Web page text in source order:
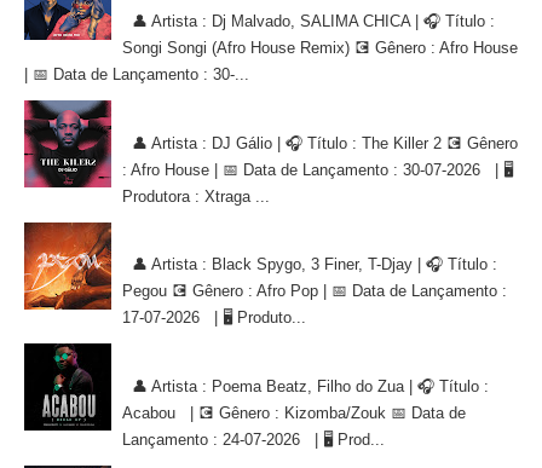
👤 Artista : Dj Malvado, SALIMA CHICA | 🎧 Título :
Songi Songi (Afro House Remix) 💽 Gênero : Afro House
| 📅 Data de Lançamento : 30-...
👤 Artista : DJ Gálio | 🎧 Título : The Killer 2 💽 Gênero
: Afro House | 📅 Data de Lançamento : 30-07-2026 | 🖥
Produtora : Xtraga ...
👤 Artista : Black Spygo, 3 Finer, T-Djay | 🎧 Título :
Pegou 💽 Gênero : Afro Pop | 📅 Data de Lançamento :
17-07-2026 | 🖥 Produto...
👤 Artista : Poema Beatz, Filho do Zua | 🎧 Título :
Acabou | 💽 Gênero : Kizomba/Zouk 📅 Data de
Lançamento : 24-07-2026 | 🖥 Prod...